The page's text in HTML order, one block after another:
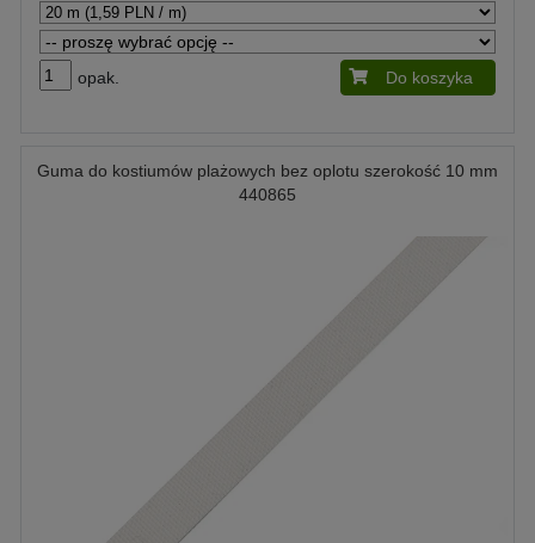
opak. Do koszyka
Guma do kostiumów plażowych bez oplotu szerokość 10 mm
440865